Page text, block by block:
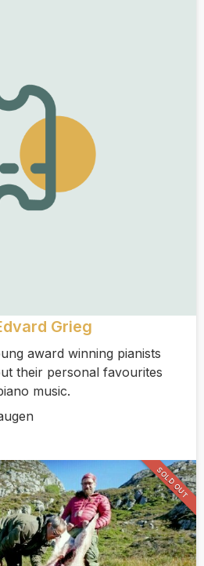
Grieg
award winning pianists
their personal favourites
music.
SOLD OUT